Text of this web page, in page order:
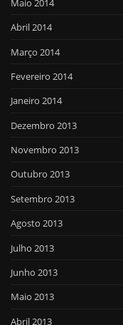
Maio 2014
Abril 2014
Março 2014
Fevereiro 2014
Janeiro 2014
Dezembro 2013
Novembro 2013
Outubro 2013
Setembro 2013
Agosto 2013
Julho 2013
Junho 2013
Maio 2013
Abril 2013